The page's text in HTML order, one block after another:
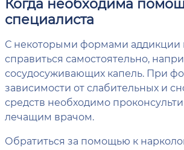
Когда необходима
специалиста
С некоторыми формами
справиться самостоятельно,
сосудосуживающих капель. При
зависимости от слабительных и
средств необходимо
лечащим врачом.
Обратиться за помощью к